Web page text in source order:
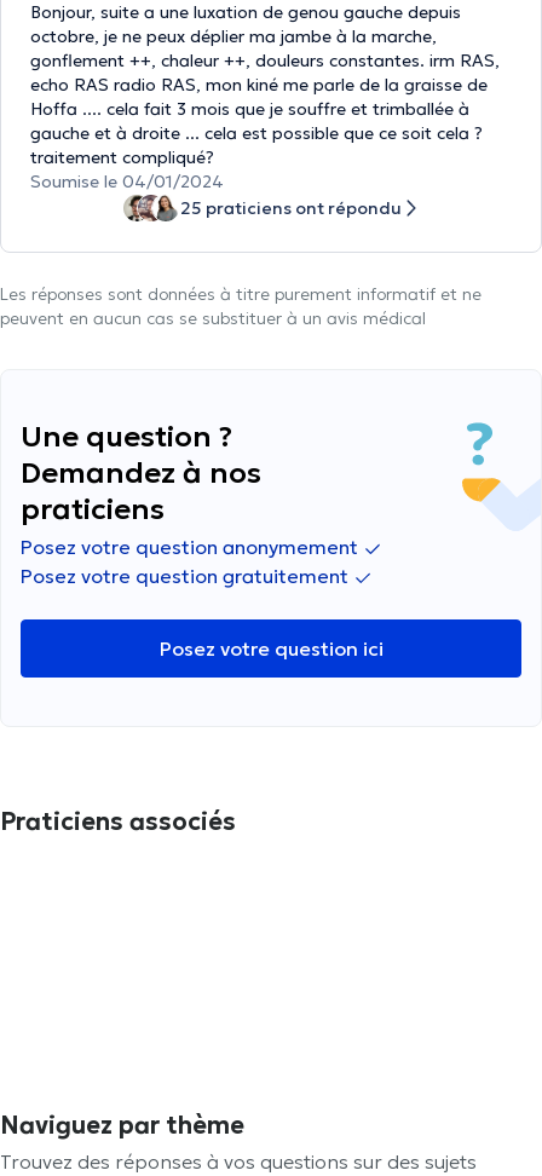
Bonjour, suite a une luxation de genou gauche depuis
octobre, je ne peux déplier ma jambe à la marche,
gonflement ++, chaleur ++, douleurs constantes. irm RAS,
echo RAS radio RAS, mon kiné me parle de la graisse de
Hoffa .... cela fait 3 mois que je souffre et trimballée à
gauche et à droite ... cela est possible que ce soit cela ?
traitement compliqué?
Soumise le 04/01/2024
25 praticiens ont répondu
Les réponses sont données à titre purement informatif et ne
peuvent en aucun cas se substituer à un avis médical
Une question ?
Demandez à nos
praticiens
Posez votre question anonymement
Posez votre question gratuitement
Posez votre question ici
Praticiens associés
Naviguez par thème
Trouvez des réponses à vos questions sur des sujets